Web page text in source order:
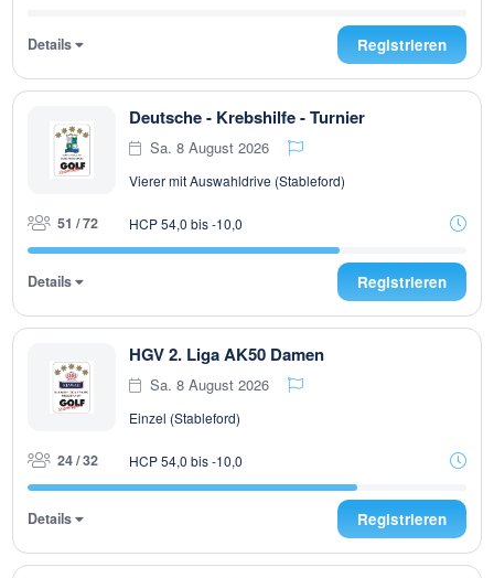
Details Registrieren
Deutsche - Krebshilfe - Turnier
Sa. 8 August 2026
Vierer mit Auswahldrive (Stableford)
51 / 72 HCP 54,0 bis -10,0
Details Registrieren
HGV 2. Liga AK50 Damen
Sa. 8 August 2026
Einzel (Stableford)
24 / 32 HCP 54,0 bis -10,0
Details Registrieren